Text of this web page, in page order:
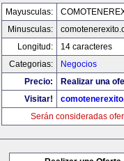
Mayusculas:
Minusculas:
Longitud:
14 caracteres
Categorias:
Negocios
Precio:
Realizar una
Visitar!
Serán consideradas